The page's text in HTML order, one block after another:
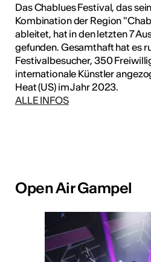
Das Chablues Festival, das
Kombination der Region
ableitet, hat in den letzten 7
gefunden. Gesamthaft hat es
Festivalbesucher, 350
internationale Künstler
Heat (US) im Jahr 2023.
ALLE INFOS
Open Air Gampel